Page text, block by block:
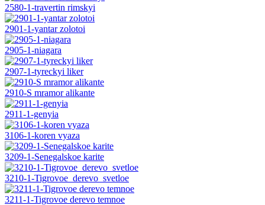
2580-1-travertin rimskyi
2901-1-yantar zolotoi
2905-1-niagara
2907-1-tyreckyi liker
2910-S mramor alikante
2911-1-genyia
3106-1-koren vyaza
3209-1-Senegalskoe karite
3210-1-Tigrovoe_derevo_svetloe
3211-1-Tigrovoe derevo temnoe